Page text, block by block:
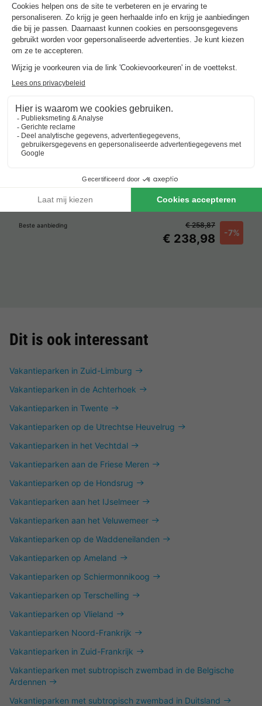
Frankrijk-Rhône-alpes-Gluiras
Beste aanbieding
€ 238,98 -7%
€ 258,87
Lamastre.
Beste aanbiedingvoor 3 overnachtingen
Vodatent Camping l'Ardéchois
Frankrijk-Rhône-alpes
Beste aanbieding
€ 238,98 -7%
€ 258,87
Dit is ook interessant
Vakantieparken in Zuid-Limburg
Vakantieparken in de Achterhoek
Vakantieparken in Twente
Vakantieparken op de Utrechtse Heuvelrug
Vakantieparken in het Vechtdal
Vakantieparken aan de Friese Meren
Vakantieparken op de Hondsrug
Vakantieparken aan het IJselmeer
Vakantieparken aan het Veluwemeer
Vakantieparken op de Waddeneilanden
Vakantieparken op Ameland
Vakantieparken op Schiermonnikoog
Vakantieparken op Terschelling
Vakantieparken op Vlieland
Vakantieparken Noord-Frankrijk
Vakantieparken in Zuid-Frankrijk
Vakantieparken met subtropisch zwembad in de Belgische
Ardennen
Vakantieparken met subtropisch zwembad in Duitsland